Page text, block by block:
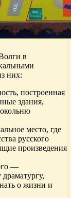
в
них:
построенная
здания,
место, где
русского
произведения
—
о жизни и